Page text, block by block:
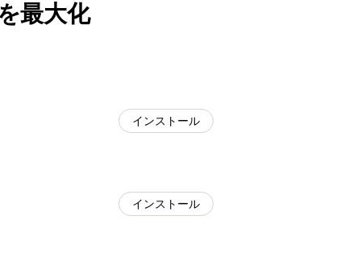
最大化
インストール
インストール